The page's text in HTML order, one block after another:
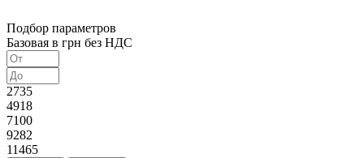
Подбор параметров
Базовая в грн без НДС
2735
4918
7100
9282
11465